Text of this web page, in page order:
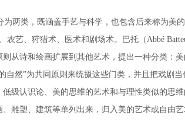
类，既涵盖手艺与科学，也包含后来称为美
艺、狩猎术、医术和剧场术。巴托（Abbé
从诗和绘画扩展到其他艺术，提出一种分类：
然”为共同原则来统摄这些门类，并且把戏剧
级认识论、美的思维的艺术和与理性类似的思
雕塑、建筑等单列出来，归入美的艺术或自由